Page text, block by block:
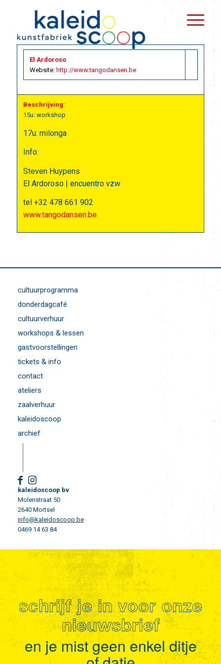
El Ardoroso
Website: http://www.tangodansen.be
Beschrijving:
15u: workshop
17u: milonga
Info:
Steven Huypens
El Ardoroso | encuentro vzw
tel +32 478 661 902
www.tangodansen.be
cultuurprogramma
donderdagcafé
cultuurverhuur
workshops & lessen
gastvoorstellingen
tickets & info
contact
ateliers
zaalverhuur
kaleidoscoop
archief
kaleidoscoop bv
Molenstraat 50
2640 Mortsel
info@kaleidoscoop.be
0469 14 63 84
schrijf je in voor onze
nieuwsbrief
en je mist geen enkel ditje